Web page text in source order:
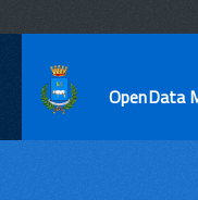
OpenData